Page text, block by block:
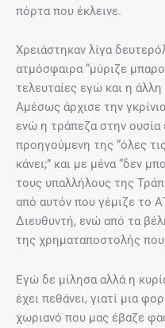
πόρτα που έκλεινε.
Χρειάστηκαν λίγα
ατμόσφαιρα “μύριζε
τελευταίες εγώ και η
Αμέσως άρχισε την
ενώ η τράπεζα στην ουσία
προηγούμενη της “όλες
κάνει;” και με μένα “δεν
τους υπαλλήλους της
από αυτόν που γέμιζε το
Διευθυντή, ενώ από τα
της χρηματαποστολής
Εγώ δε μίλησα αλλά η
έχει πεθάνει, γιατί μια
χωριανό που μας έβαζε